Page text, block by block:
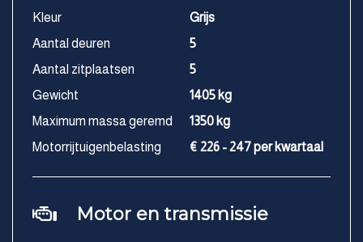
Kleur
Grijs
Aantal deuren
5
Aantal zitplaatsen
5
Gewicht
1405 kg
Maximum massa geremd
1350 kg
Motorrijtuigenbelasting
€ 226 - 247 per kwartaal
Motor en transmissie